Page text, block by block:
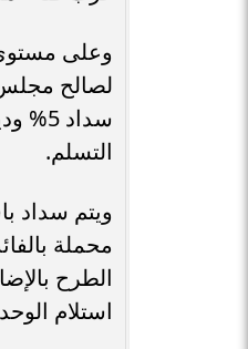
لصالح مجلس
التسلم.
محملة
استلام